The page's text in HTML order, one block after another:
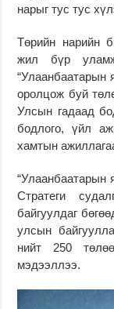
нарыг тус тус
Төрийн нарийн
жил бүр
“Улаанбаатарын
оролцож буй
Улсын гадаад
бодлого, үйл
хамтын
“Улаанбаатарын
Стратеги
байгуулдаг
улсын
нийт 250
мэдээллээ.